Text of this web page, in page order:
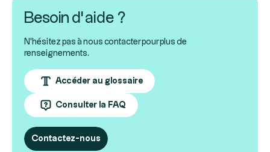
Besoin d’aide ?
N'hésitez pas à nous contacter pour plus de
renseignements.
Accéder au glossaire
Consulter la FAQ
Contactez-nous